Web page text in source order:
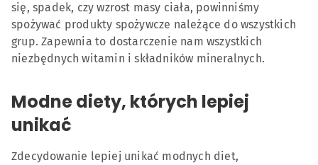
się, spadek, czy wzrost masy ciała, powinniśmy
spożywać produkty spożywcze należące do wszystkich
grup. Zapewnia to dostarczenie nam wszystkich
niezbędnych witamin i składników mineralnych.
Modne diety, których lepiej
unikać
Zdecydowanie lepiej unikać modnych diet,